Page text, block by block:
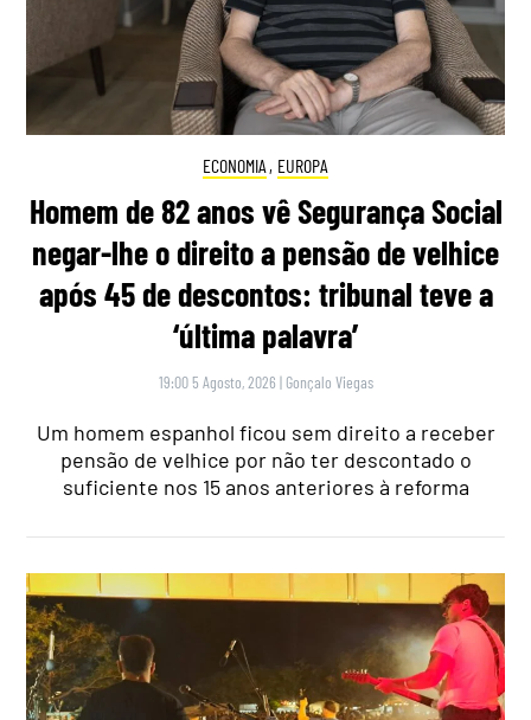
ECONOMIA , EUROPA
Homem de 82 anos vê Segurança Social
negar-lhe o direito a pensão de velhice
após 45 de descontos: tribunal teve a
‘última palavra’
19:00 5 Agosto, 2026 | Gonçalo Viegas
Um homem espanhol ficou sem direito a receber
pensão de velhice por não ter descontado o
suficiente nos 15 anos anteriores à reforma